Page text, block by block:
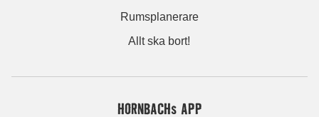
Rumsplanerare
Allt ska bort!
HORNBACHs APP